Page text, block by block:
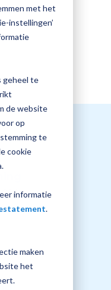
met het
instellingen’
geheel te
de website
op
te
cookie
informatie
.
maken
het
een